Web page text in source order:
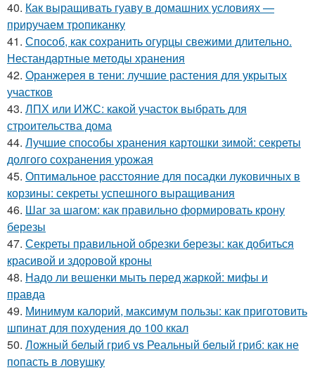
40. Как выращивать гуаву в домашних условиях —
приручаем тропиканку
41. Способ, как сохранить огурцы свежими длительно.
Нестандартные методы хранения
42. Оранжерея в тени: лучшие растения для укрытых
участков
43. ЛПХ или ИЖС: какой участок выбрать для
строительства дома
44. Лучшие способы хранения картошки зимой: секреты
долгого сохранения урожая
45. Оптимальное расстояние для посадки луковичных в
корзины: секреты успешного выращивания
46. Шаг за шагом: как правильно формировать крону
березы
47. Секреты правильной обрезки березы: как добиться
красивой и здоровой кроны
48. Надо ли вешенки мыть перед жаркой: мифы и
правда
49. Минимум калорий, максимум пользы: как приготовить
шпинат для похудения до 100 ккал
50. Ложный белый гриб vs Реальный белый гриб: как не
попасть в ловушку